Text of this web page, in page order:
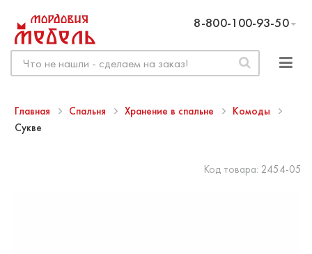
8-800-100-93-50
Главная Спальня Хранение в спальне
Комоды
Сукве
Код товара: 2454-05